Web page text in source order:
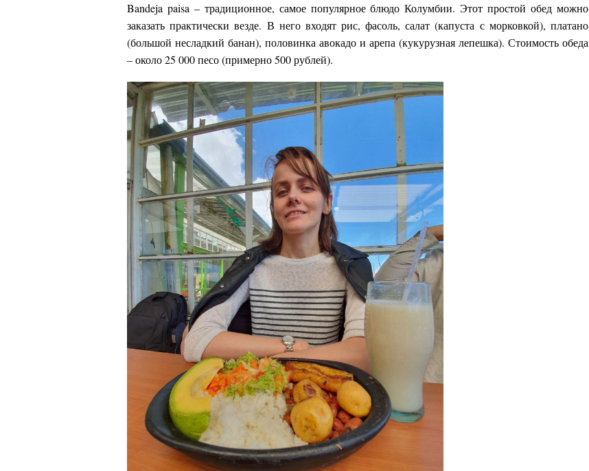
Bandeja paisa – традиционное, самое популярное блюдо Колумбии. Этот простой обед можно
заказать практически везде. В него входят рис, фасоль, салат (капуста с морковкой), платано
(большой несладкий банан), половинка авокадо и арепа (кукурузная лепешка). Стоимость обеда
– около 25 000 песо (примерно 500 рублей).